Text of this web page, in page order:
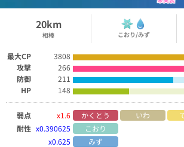
20km
相棒 こおり/みず
最大CP
3808
攻撃
266
防御
211
HP
148
弱点 x1.6 かくとう いわ
耐性 x0.390625
こおり
x0.625
みず